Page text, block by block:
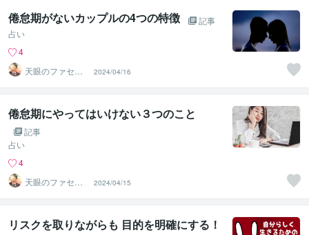
倦怠期がないカップルの4つの特徴
記事
占い
4
天眼のファセッ
ト
2024/04/16
倦怠期にやってはいけない３つのこと
記事
占い
4
天眼のファセッ
ト
2024/04/15
リスクを取りながらも 目的を明確にする！